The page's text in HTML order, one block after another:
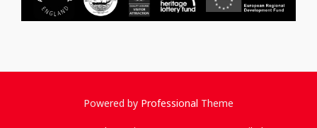
Powered by Professional Theme